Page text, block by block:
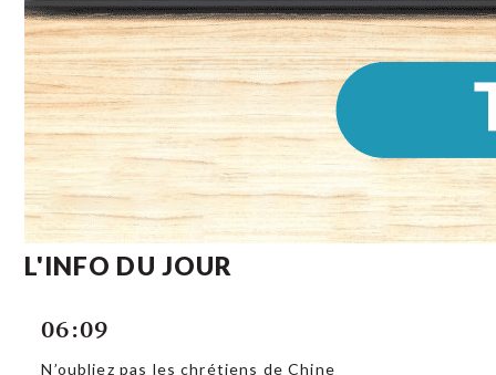
L'INFO DU JOUR
06:09
N’oubliez pas les chrétiens de Chine